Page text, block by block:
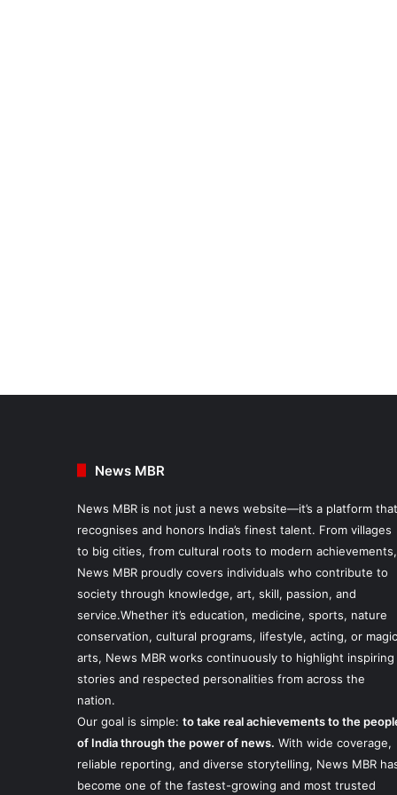
News MBR
News MBR is not just a news website—it’s a platform that
recognises and honors India’s finest talent. From villages
to big cities, from cultural roots to modern achievements,
News MBR proudly covers individuals who contribute to
society through knowledge, art, skill, passion, and
service.Whether it’s education, medicine, sports, nature
conservation, cultural programs, lifestyle, acting, or magic
arts, News MBR works continuously to highlight inspiring
stories and respected personalities from across the
nation.
Our goal is simple: to take real achievements to the
of India through the power of news. With wide coverage,
reliable reporting, and diverse storytelling, News MBR
become one of the fastest-growing and most trusted